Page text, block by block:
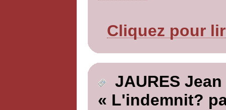
Cliquez pour
JAURES Jean
« L'indemnit?